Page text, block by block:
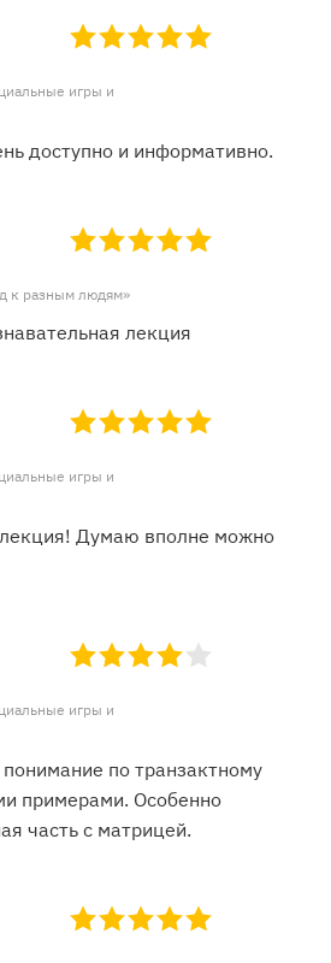
игры и
доступно и информативно.
к разным людям»
лекция
игры и
Думаю вполне можно
игры и
по транзактному
примерами. Особенно
часть с матрицей.